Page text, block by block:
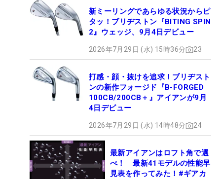
新ミーリングであらゆる状況からピ
タッ！ブリヂストン『BITING SPIN
2』ウェッジ、9月4日デビュー
2026年7月29日 (水) 15時36分 23
打感・顔・抜けを追求！ブリヂスト
ンの新作フォージド『B-FORGED
100CB/200CB＋』アイアンが9月
4日デビュー
2026年7月29日 (水) 14時48分 24
最新アイアンはロフト角で選
べ！ 最新41モデルの性能早
見表を作ってみた！#ギアカ